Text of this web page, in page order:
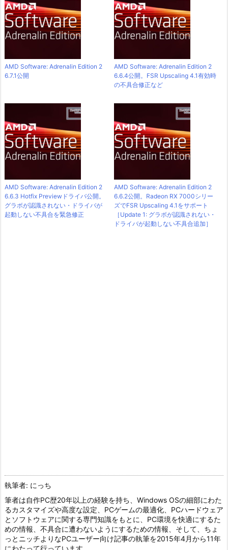
AMD Software: Adrenalin Edition 2
6.7.1公開
AMD Software: Adrenalin Edition 2
6.6.4公開。FSR Upscaling 4.1有効時
の不具合修正など
AMD Software: Adrenalin Edition 2
6.6.3 Hotfix Previewドライバ公開。
グラボが認識されない・ドライバが
起動しない不具合を緊急修正
AMD Software: Adrenalin Edition 2
6.6.2公開。Radeon RX 7000シリー
ズでFSR Upscaling 4.1をサポート
［Update 1: グラボが認識されない・
ドライバが起動しない不具合追加］
執筆者: にっち
筆者は自作PC歴20年以上の経験を持ち、Windows OSの細部にわた
るカスタマイズや高度な設定、PCゲームの最適化、PCハードウェア
とソフトウェアに関する専門知識をもとに、PC環境を快適にするた
めの情報、不具合に遭わないようにするための情報、そして、ちょ
っとニッチよりなPCユーザー向け記事の執筆を2015年4月から11年
にわたって行っています。